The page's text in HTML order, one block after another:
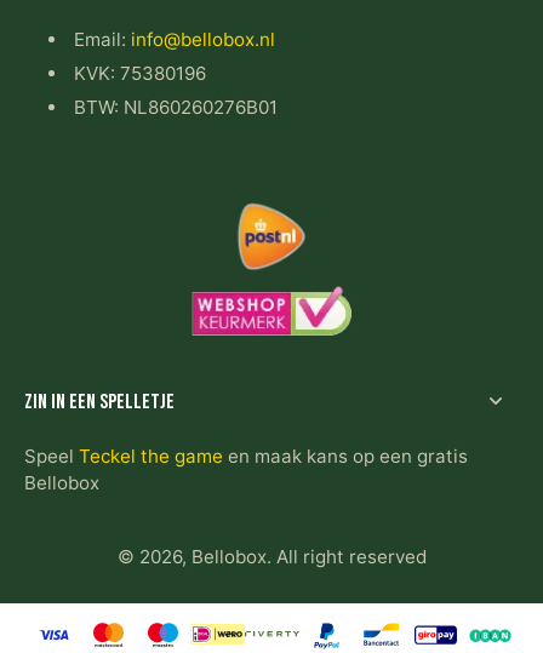
Email: info@bellobox.nl
KVK: 75380196
BTW: NL860260276B01
Zin in een spelletje
Speel Teckel the game en maak kans op een gratis
Bellobox
© 2026, Bellobox. All right reserved